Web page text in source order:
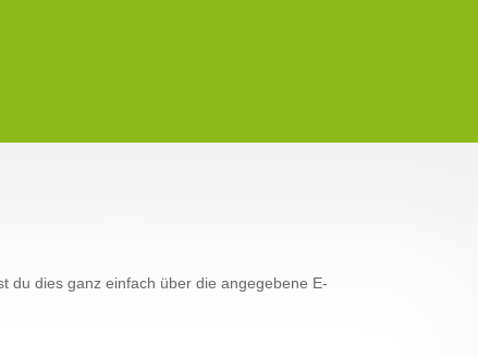
du dies ganz einfach über die angegebene E-